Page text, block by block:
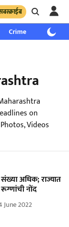
Crime साप्ताहिक
on
Videos
अधिक; राज्यात
नोंद
June 2022